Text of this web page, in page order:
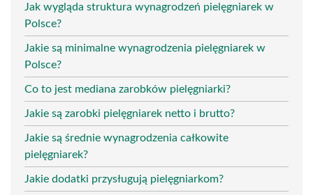
Jak wygląda struktura wynagrodzeń pielęgniarek w
Polsce?
Jakie są minimalne wynagrodzenia pielęgniarek w
Polsce?
Co to jest mediana zarobków pielęgniarki?
Jakie są zarobki pielęgniarek netto i brutto?
Jakie są średnie wynagrodzenia całkowite
pielęgniarek?
Jakie dodatki przysługują pielęgniarkom?